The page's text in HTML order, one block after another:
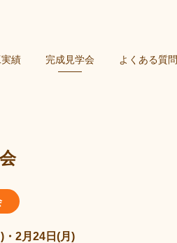
績 完成見学会 よくある質問
・2月24日(月)